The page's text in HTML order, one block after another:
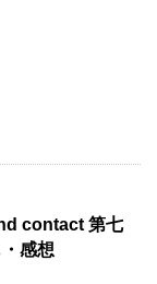
contact 第七
感想